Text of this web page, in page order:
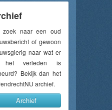
zoek naar een oud
of gewoon
naar wat er
verleden is
Bekijk dan het
archief.
Archief